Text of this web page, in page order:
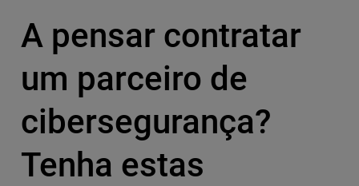
A pensar contratar
um parceiro de
cibersegurança?
Tenha estas